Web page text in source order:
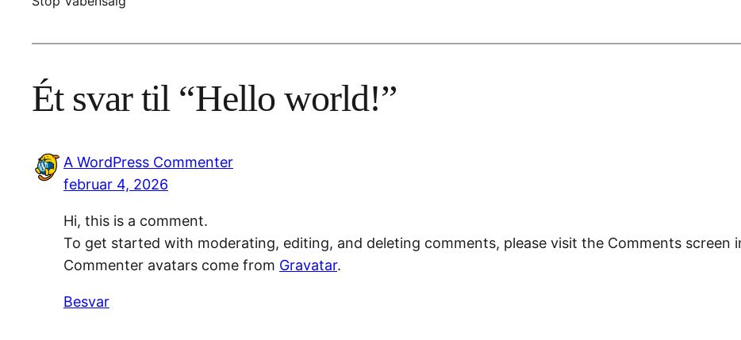
Ét svar til “Hello world!”
A WordPress Commenter
februar 4, 2026
Hi, this is a comment.
To get started with moderating, editing, and deleting comments, please visit the Comments screen
Commenter avatars come from Gravatar.
Besvar